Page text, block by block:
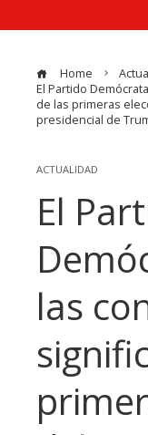
Home
El Partido
de las primeras
presidencial de
ACTUALIDAD
El
las